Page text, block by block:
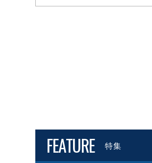
FEATURE 特集